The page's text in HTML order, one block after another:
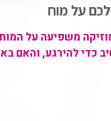
על מוח
משפיעה על
כדי להירגע, והאם